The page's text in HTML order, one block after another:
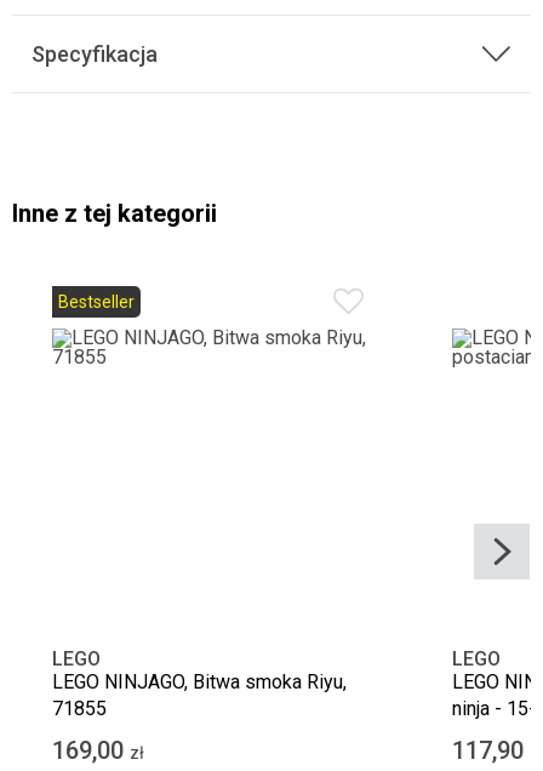
Specyfikacja
Inne z tej kategorii
Bestseller
LEGO
LEGO NINJAGO, Bitwa smoka Riyu,
71855
169,00 zł
LEGO
LEGO
ninja - 15-
117,90